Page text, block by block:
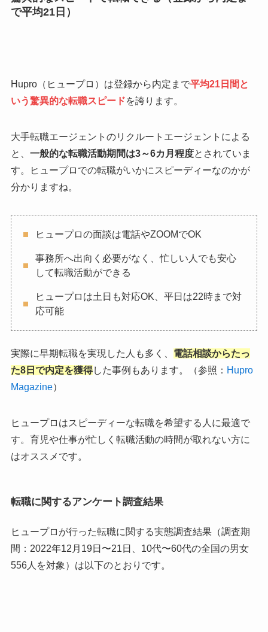
で平均21日）
Hupro（ヒュープロ）は登録から内定まで平均21日間 と
いう驚異的な転職スピードを誇ります。
大手転職エージェントのリクルートエージェントによる
と、 一般的な転職活動期間は3～6カ月程度とされていま
す。ヒュープロでの転職がいかにスピーディーなのかが
分かりますね。
ヒュープロの面談は電話やZOOMでOK
事務所へ出向く必要がなく、忙しい人でも安心
して転職活動ができる
ヒュープロは土日も対応OK、平日は22時まで対
応可能
実際に早期転職を実現した人も多く、 電話相談からたっ
た8日で内定を獲得した事例もあります。（参照： Hupro
Magazine）
ヒュープロはスピーディーな転職を希望する人に最適で
す。育児や仕事が忙しく転職活動の時間が取れない方に
はオススメです。
転職に関するアンケート調査結果
ヒュープロが行った転職に関する実態調査結果（調査期
間：2022年12月19日〜21日、10代〜60代の全国の男女
556人を対象）は以下のとおりです。